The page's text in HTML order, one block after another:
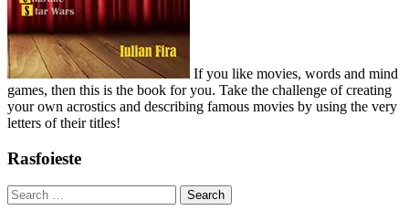
If you like movies, words and mind
games, then this is the book for you. Take the challenge of creating
your own acrostics and describing famous movies by using the very
letters of their titles!
Rasfoieste
Search
for: